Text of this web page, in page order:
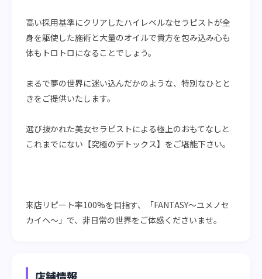
高い採用基準にクリアしたハイレベルなセラピストが全
身を駆使した施術と大量のオイルで貴方を包み込み心も
体もトロトロになることでしょう。
まるで夢の世界に迷い込んだかのような、特別なひとと
きをご提供いたします。
選び抜かれた美女セラピストによる極上のおもてなしと
これまでにない【究極のデトックス】をご堪能下さい。
来店リピート率100%を目指す、「FANTASY〜ユメノセ
カイヘ〜」で、非日常の世界をご体感くださいませ。